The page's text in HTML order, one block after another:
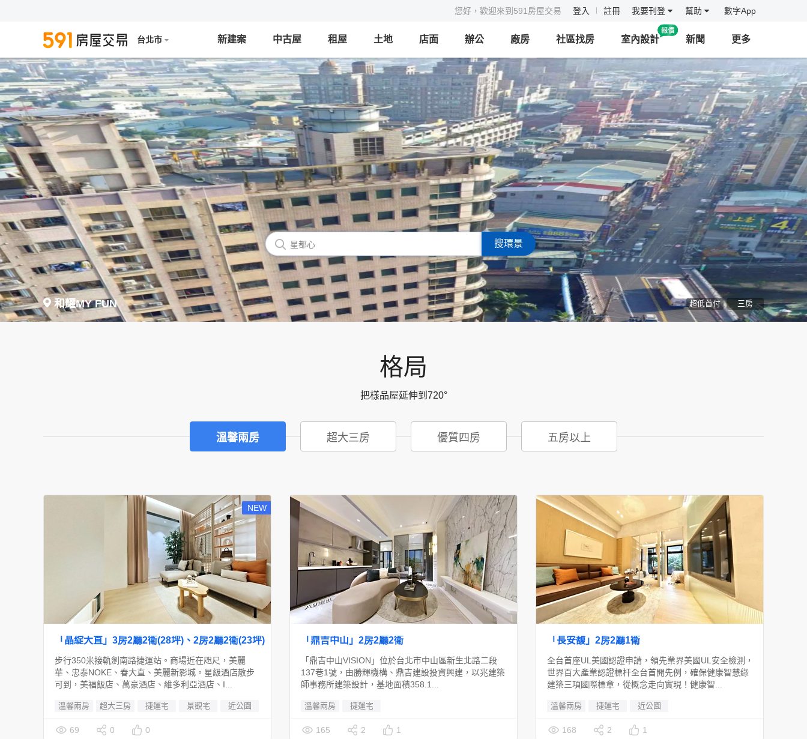
您好，歡迎來到591房屋交易 登入 註冊 我要刊登 幫助 數字App
台北市 新建案 中古屋 租屋 土地 店面 辦公 廠房 社區找房 室內設計 新聞 更多
搜環景
和耀MY FUN 三房
超低首付
格局
把樣品屋延伸到720°
溫馨兩房 超大三房 優質四房 五房以上
NEW
「晶綻大直」3房2廳2衛(28坪)、2房2廳2衛(23坪)
步行350米接軌劍南路捷運站。商場近在咫尺，美麗
華、忠泰NOKE、春大直、美麗新影城。星級酒店散步
可到，美福飯店、萬豪酒店、維多利亞酒店、I...
溫馨兩房 超大三房 捷運宅 景觀宅 近公園
69 0 0
「鼎吉中山」2房2廳2衛
「鼎吉中山VISION」位於台北市中山區新生北路二段
137巷1號，由勝輝機構、鼎吉建設投資興建，以兆建築
師事務所建築設計，基地面積358.1...
溫馨兩房 捷運宅
165 2 1
「長安馥」2房2廳1衛
全台首座UL美國認證申請，領先業界美國UL安全檢測，
世界百大產業認證標杆全台首開先例，確保健康智慧綠
建築三項國際標章，從概念走向實現！健康智...
溫馨兩房 捷運宅 近公園
168 2 1